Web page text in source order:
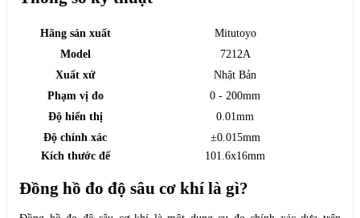
Hãng sản xuất
Mitutoyo
Model
7212A
Xuất xứ
Nhật Bản
Phạm vị đo
0 - 200mm
Độ hiển thị
0.01mm
Độ chính xác
±0.015mm
Kích thước đế
101.6x16mm
Đồng hồ đo độ sâu cơ khí là gì?